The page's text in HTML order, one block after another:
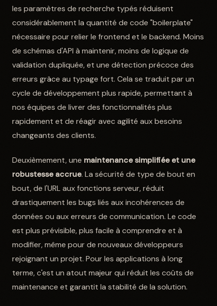
les paramètres de recherche typés réduisent
considérablement la quantité de code "boilerplate"
nécessaire pour relier le frontend et le backend. Moins
de schémas d'API à maintenir, moins de logique de
validation dupliquée, et une détection précoce des
erreurs grâce au typage fort. Cela se traduit par un
cycle de développement plus rapide, permettant à
nos équipes de livrer des fonctionnalités plus
rapidement et de réagir avec agilité aux besoins
changeants des clients.
Deuxièmement, une maintenance simplifiée et une
robustesse accrue. La sécurité de type de bout en
bout, de l'URL aux fonctions serveur, réduit
drastiquement les bugs liés aux incohérences de
données ou aux erreurs de communication. Le code
est plus prévisible, plus facile à comprendre et à
modifier, même pour de nouveaux développeurs
rejoignant un projet. Pour les applications à long
terme, c'est un atout majeur qui réduit les coûts de
maintenance et garantit la stabilité de la solution.